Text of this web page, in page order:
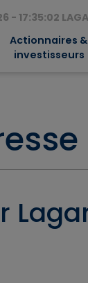
- 17:35:02
Actionnaires &
investisseurs